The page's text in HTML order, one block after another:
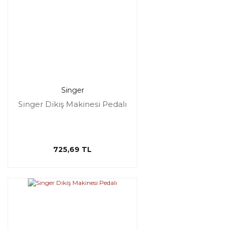
Singer
Singer Dikiş Makinesi Pedalı
725,69 TL